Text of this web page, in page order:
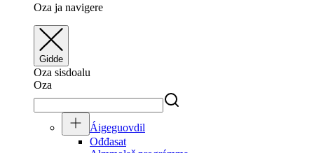
Oza ja navigere
Gidde
Oza sisdoalu
Oza
Áigeguovdil
Ođđasat